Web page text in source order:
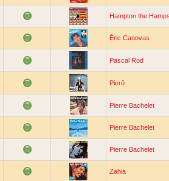
Hampton the
Éric Canovas
Pascal Rod
Pierô
Pierre Bachelet
Pierre Bachelet
Pierre Bachelet
Zahia